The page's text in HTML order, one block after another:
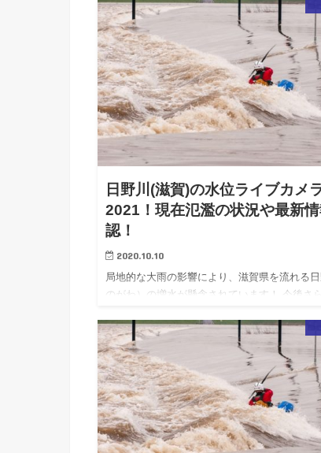
分お気をつけて下さい。 こちらの記事では間
ブカメラ映像や水…
日野川(滋賀)の水位ライブカメ
2021！現在氾濫の状況や最新
認！
2020.10.10
局地的な大雨の影響により、滋賀県を流れる
のがわ）の増水が懸念されています！ 今後さ
お気をつけて下さい。 こちらの記事では日野
カメラ映像や水位…